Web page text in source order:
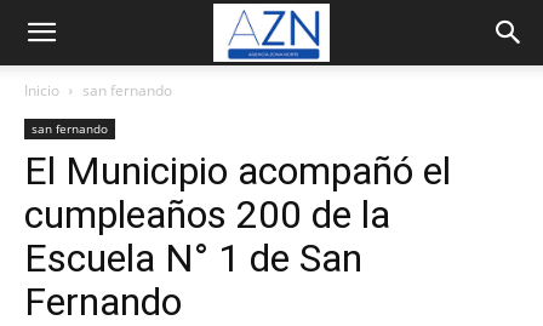
Inicio san fernando
san fernando
El Municipio acompañó el
cumpleaños 200 de la
Escuela N° 1 de San
Fernando